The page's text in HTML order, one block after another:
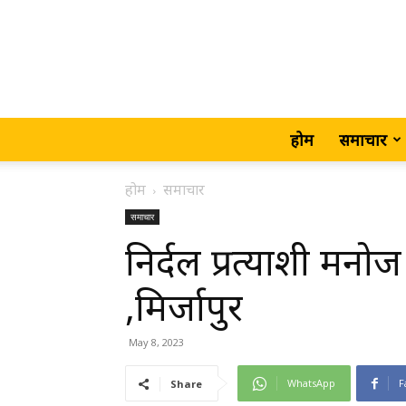
होम समाचार
होम समाचार
समाचार
निर्दल प्रत्याशी
,मिर्जापुर
May 8, 2023
Share WhatsApp